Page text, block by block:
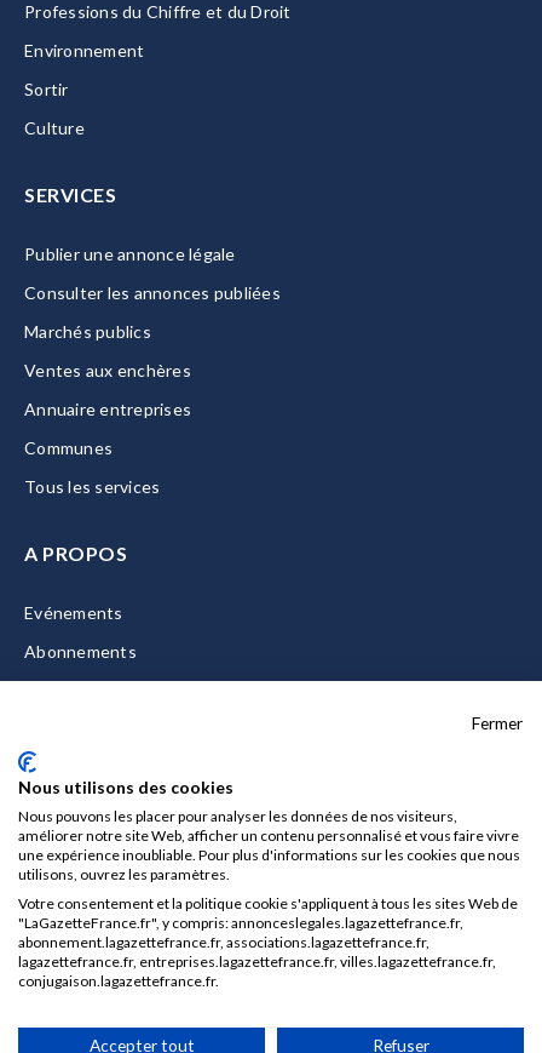
Professions du Chiffre et du Droit
Environnement
Sortir
Culture
SERVICES
Publier une annonce légale
Consulter les annonces publiées
Marchés publics
Ventes aux enchères
Annuaire entreprises
Communes
Tous les services
A PROPOS
Evénements
Abonnements
Nous contacter
Mentions légales
CGU/CGV
Données personnelles
Gérer vos cookies
Fermer
Nous utilisons des cookies
Nous pouvons les placer pour analyser les données de nos visiteurs,
améliorer notre site Web, afficher un contenu personnalisé et vous faire vivre
une expérience inoubliable. Pour plus d'informations sur les cookies que nous
utilisons, ouvrez les paramètres.
Votre consentement et la politique cookie s'appliquent à tous les sites Web de
"LaGazetteFrance.fr", y compris: annonceslegales.lagazettefrance.fr,
abonnement.lagazettefrance.fr, associations.lagazettefrance.fr,
lagazettefrance.fr, entreprises.lagazettefrance.fr, villes.lagazettefrance.fr,
conjugaison.lagazettefrance.fr.
Accepter tout Refuser